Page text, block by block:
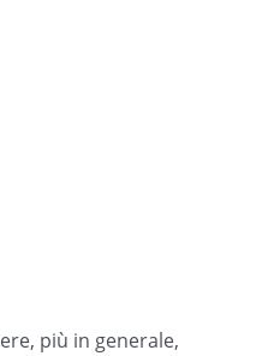
più in generale,